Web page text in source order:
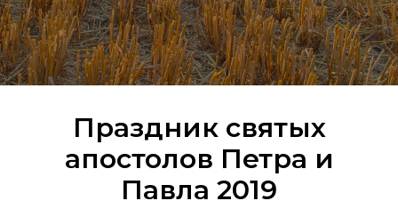
Праздник святых
апостолов Петра и
Павла 2019